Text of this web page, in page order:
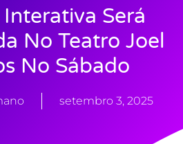
Será
No Teatro Joel
No Sábado
setembro 3, 2025